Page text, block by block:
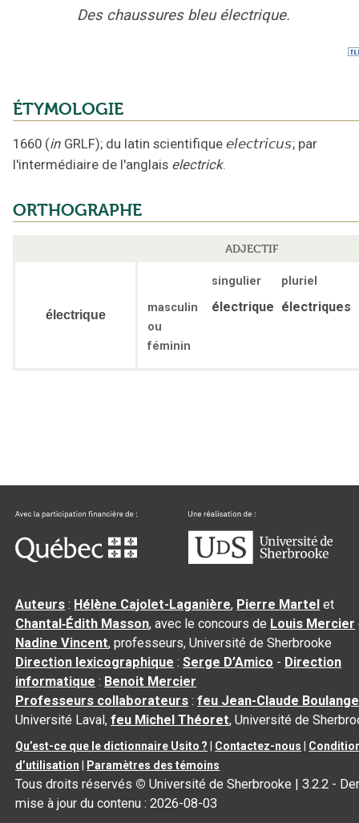
Des chaussures bleu électrique.
ÉTYMOLOGIE
1660 (in GRLF); du latin scientifique electricus; par
l'intermédiaire de l'anglais electrick.
ORTHOGRAPHE
ADJECTIF
électrique
singulier
pluriel
masculin
ou
féminin
électrique électriques
Auteurs : Hélène Cajolet-Laganière, Pierre Martel et
Chantal‑Édith Masson, avec le concours de Louis Mercier
Nadine Vincent, professeurs, Université de Sherbrooke
Direction lexicographique :Serge D’Amico - Direction
informatique : Benoit Mercier
Professeurs collaborateurs :feu Jean-Claude
Université Laval,feu Michel Théoret, Université de
Qu’est-ce que le dictionnaire Usito ? Contactez-nous
d’utilisation
Paramètres des témoins
Tous droits réservés © Université de Sherbrooke |3.2.2 -
mise à jour du contenu :2026-08-03